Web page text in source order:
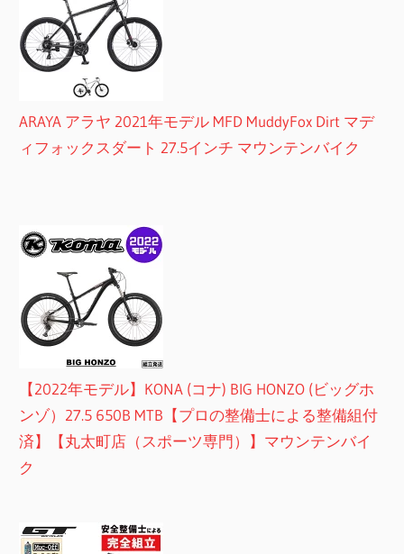
ARAYA アラヤ 2021年モデル MFD MuddyFox Dirt マデ
ィフォックスダート 27.5インチ マウンテンバイク
【2022年モデル】KONA (コナ) BIG HONZO (ビッグホ
ンゾ）27.5 650B MTB【プロの整備士による整備組付
済】【丸太町店（スポーツ専門）】マウンテンバイ
ク